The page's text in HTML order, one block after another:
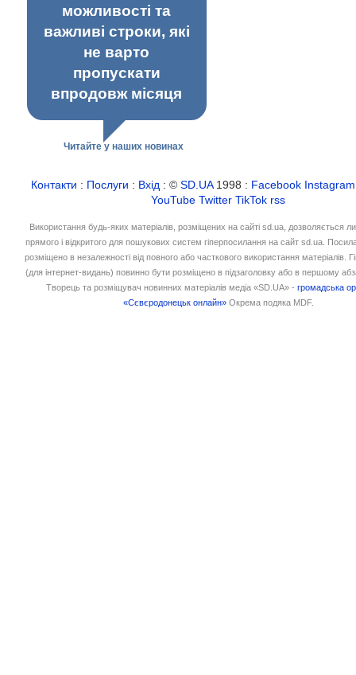
можливості та
важливі строки, які
не варто
пропускати
впродовж місяця
Читайте у наших новинах
Контакти : Послуги : Вхід : ©SD.UA1998 : Facebook Instagram
YouTube Twitter TikTok rss
Використання будь-яких матеріалів, розміщених на сайті sd.ua, дозволяється
прямого і відкритого для пошукових систем гіперпосилання на сайт sd.ua.
розміщено в незалежності від повного або часткового використання матеріалів.
(для інтернет-видань) повинно бути розміщено в підзаголовку або в першому
Творець та розміщувач новинних матеріалів медіа «SD.UA» -громадська
«Сєвєродонецьк онлайн» Окрема подяка MDF.